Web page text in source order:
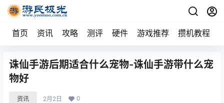
首页 资讯 攻略 测评 硬件 游戏推荐 攒机教程
诛仙手游后期适合什么宠物-诛仙手游带什么宠
物好
资讯 2月2日 0